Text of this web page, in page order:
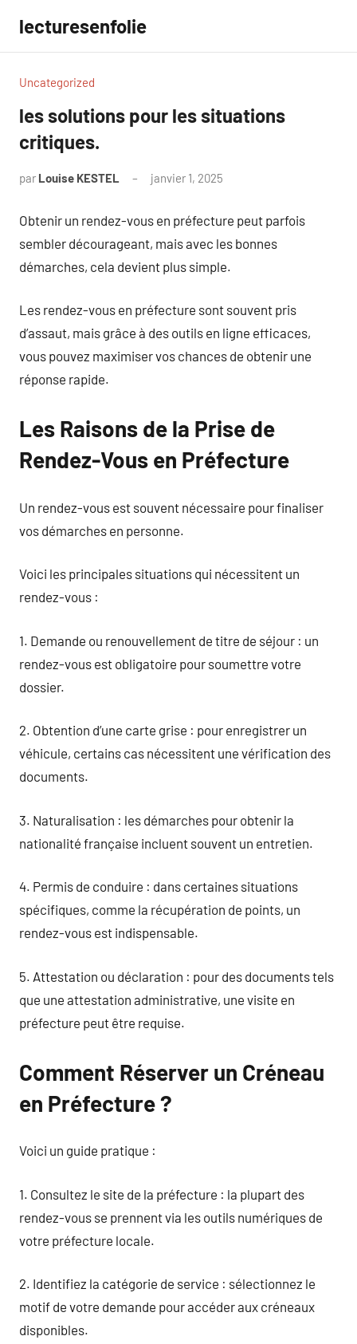
contenu
lecturesenfolie
Uncategorized
les solutions pour les situations
critiques.
par Louise KESTEL janvier 1, 2025
Obtenir un rendez-vous en préfecture peut parfois
sembler décourageant, mais avec les bonnes
démarches, cela devient plus simple.
Les rendez-vous en préfecture sont souvent pris
d’assaut, mais grâce à des outils en ligne efficaces,
vous pouvez maximiser vos chances de obtenir une
réponse rapide.
Les Raisons de la Prise de
Rendez-Vous en Préfecture
Un rendez-vous est souvent nécessaire pour finaliser
vos démarches en personne.
Voici les principales situations qui nécessitent un
rendez-vous :
1. Demande ou renouvellement de titre de séjour : un
rendez-vous est obligatoire pour soumettre votre
dossier.
2. Obtention d’une carte grise : pour enregistrer un
véhicule, certains cas nécessitent une vérification des
documents.
3. Naturalisation : les démarches pour obtenir la
nationalité française incluent souvent un entretien.
4. Permis de conduire : dans certaines situations
spécifiques, comme la récupération de points, un
rendez-vous est indispensable.
5. Attestation ou déclaration : pour des documents tels
que une attestation administrative, une visite en
préfecture peut être requise.
Comment Réserver un Créneau
en Préfecture ?
Voici un guide pratique :
1. Consultez le site de la préfecture : la plupart des
rendez-vous se prennent via les outils numériques de
votre préfecture locale.
2. Identifiez la catégorie de service : sélectionnez le
motif de votre demande pour accéder aux créneaux
disponibles.